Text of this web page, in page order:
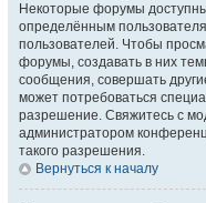
Некоторые форумы
определённым
пользователей. Чтобы
форумы, создавать в них
сообщения, совершать
может потребоваться
разрешение. Свяжитесь с
администратором
такого разрешения.
Вернуться к началу